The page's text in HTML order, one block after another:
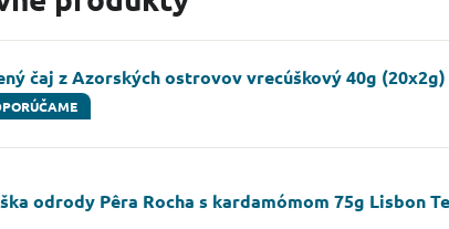
čaj z Azorských ostrovov vrecúškový 40g (20x2g)
odrody Pêra Rocha s kardamómom 75g Lisbon